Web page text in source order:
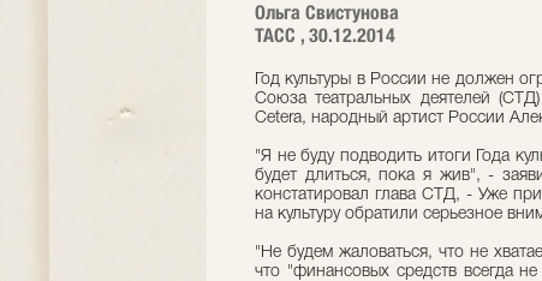
Ольга Свистунова
ТАСС , 30.12.2014
Год культуры в России не должен
Союза театральных деятелей
Cetera, народный артист России
"Я не буду подводить итоги Года
будет длиться, пока я жив", -
констатировал глава СТД, - Уже
на культуру обратили серьезное
"Не будем жаловаться, что не
что "финансовых средств всегда